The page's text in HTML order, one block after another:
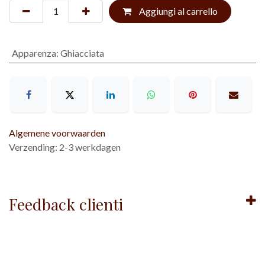
Aggiungi al carrello
Apparenza: Ghiacciata
Algemene voorwaarden
Verzending: 2-3 werkdagen
Feedback clienti